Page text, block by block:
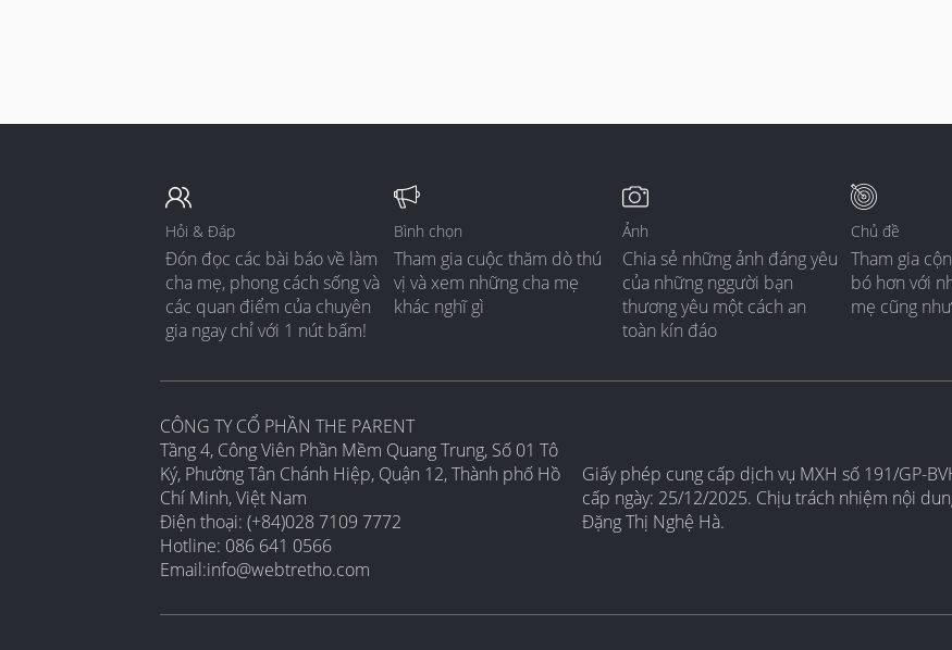
Hỏi & Đáp
Đón đọc các bài báo về làm
cha mẹ, phong cách sống và
các quan điểm của chuyên
gia ngay chỉ với 1 nút bấm!
Bình chọn
Tham gia cuộc thăm dò thú
vị và xem những cha mẹ
khác nghĩ gì
Ảnh
Chia sẻ những ảnh đáng yêu
của những nggười bạn
thương yêu một cách an
toàn kín đáo
Chủ đề
Tham gia
bó hơn với
mẹ cũng
CÔNG TY CỔ PHẦN THE PARENT
Tầng 4, Công Viên Phần Mềm Quang Trung, Số 01 Tô
Ký, Phường Tân Chánh Hiệp, Quận 12, Thành phố Hồ
Chí Minh, Việt Nam
Điện thoại: (+84)028 7109 7772
Hotline: 086 641 0566
Email:info@webtretho.com
Giấy phép cung cấp dịch vụ MXH số 191/GP-
cấp ngày: 25/12/2025. Chịu trách nhiệm nội
Đặng Thị Nghệ Hà.